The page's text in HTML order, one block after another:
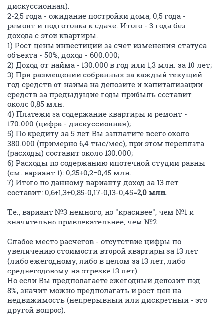
дискуссионная).
2-2,5 года - ожидание постройки дома, 0,5 года -
ремонт и подготовка к сдаче. Итого - 3 года без
дохода с этой квартиры.
1) Рост цены инвестиций за счет изменения статуса
объекта - 50%, доход - 600.000;
2) Доход от найма - 130.000 в год или 1,3 млн. за 10 лет;
3) При размещении собранных за каждый текущий
год средств от найма на депозите и капитализации
средств за предыдущие годы прибыль составит
около 0,85 млн.
4) Платежи за содержание квартиры и ремонт -
170.000 (цифра - дискуссионная);
5) По кредиту за 5 лет Вы заплатите всего около
380.000 (примерно 6,4 тыс/мес), при этом переплата
(расходы) составит около 130.000;
6) Расходы по содержанию ипотечной студии равны
(см. вариант 1): 0,25+0,2=0,45 млн.
7) Итого по данному варианту доход за 13 лет
составит: 0,6+1,3+0,85-0,17-0,13-0,45=2,0 млн.
Т.е., вариант №3 немного, но "красивее", чем №1 и
значительно привлекательнее, чем №2.
Слабое место расчетов - отсутствие цифры по
увеличению стоимости второй квартиры за 13 лет
(либо ежегодному, либо в целом за 13 лет, либо
среднегодовому на отрезке 13 лет).
Но если Вы предполагаете ежегодный депозит под
8%, значит можно предполагать и рост цен на
недвижимость (непрерывный или дискретный - это
другой вопрос).